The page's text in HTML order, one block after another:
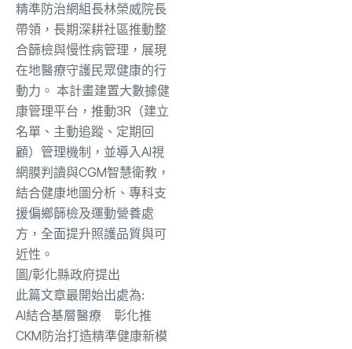
精準防治網組長林榮威院長
帶領，長期深耕社區推動整
合篩檢與慢性病管理，展現
在地醫療守護民眾健康的行
動力。 本計畫建置大數據健
康管理平台，推動3R（建立
名單、主動追蹤、定期回
顧）管理機制，並導入AI視
網膜判讀與CGM智慧衛教，
結合健康地圖分析、專科支
援偏鄉篩檢及運動營養處
方，全面提升照護品質與可
近性。
圖/彰化縣政府提出
此篇文章最開始出處為:
AI結合基層醫療 彰化推
CKM防治打造精準健康新模